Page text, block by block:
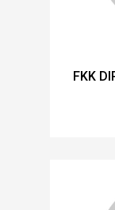
FKK